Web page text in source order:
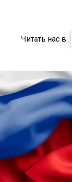
Читать нас в